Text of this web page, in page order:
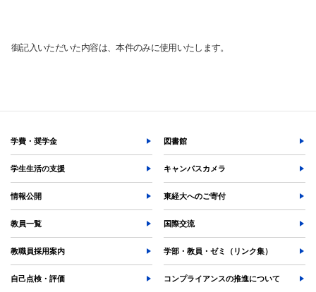
学部入試情報
オープンキャンパス
各種証明書の発行
TKUポータル
御記入いただいた内容は、本件のみに使用いたします。
学費・奨学金 図書館
学生生活の支援 キャンパスカメラ
情報公開 東経大へのご寄付
教員一覧 国際交流
教職員採用案内 学部・教員・ゼミ（リンク集）
自己点検・評価 コンプライアンスの推進について